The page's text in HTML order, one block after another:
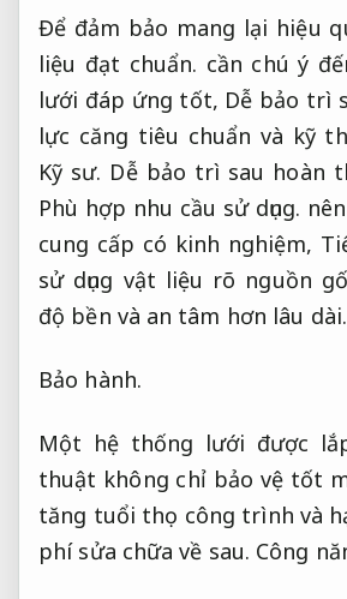
Để đảm bảo mang lại hiệu
liệu đạt chuẩn. cần chú ý
lưới đáp ứng tốt, Dễ bảo trì
lực căng tiêu chuẩn và kỹ
Kỹ sư. Dễ bảo trì sau hoàn
Phù hợp nhu cầu sử dụng.
cung cấp có kinh nghiệm,
sử dụng vật liệu rõ nguồn
độ bền và an tâm hơn lâu dài.
Bảo hành.
Một hệ thống lưới được
thuật không chỉ bảo vệ tốt
tăng tuổi thọ công trình và
phí sửa chữa về sau. Công